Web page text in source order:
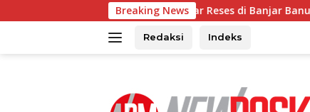
ke
Breaking News
Gelar Reses di Banjar Banua Karta, Angelia
Redaksi Indeks